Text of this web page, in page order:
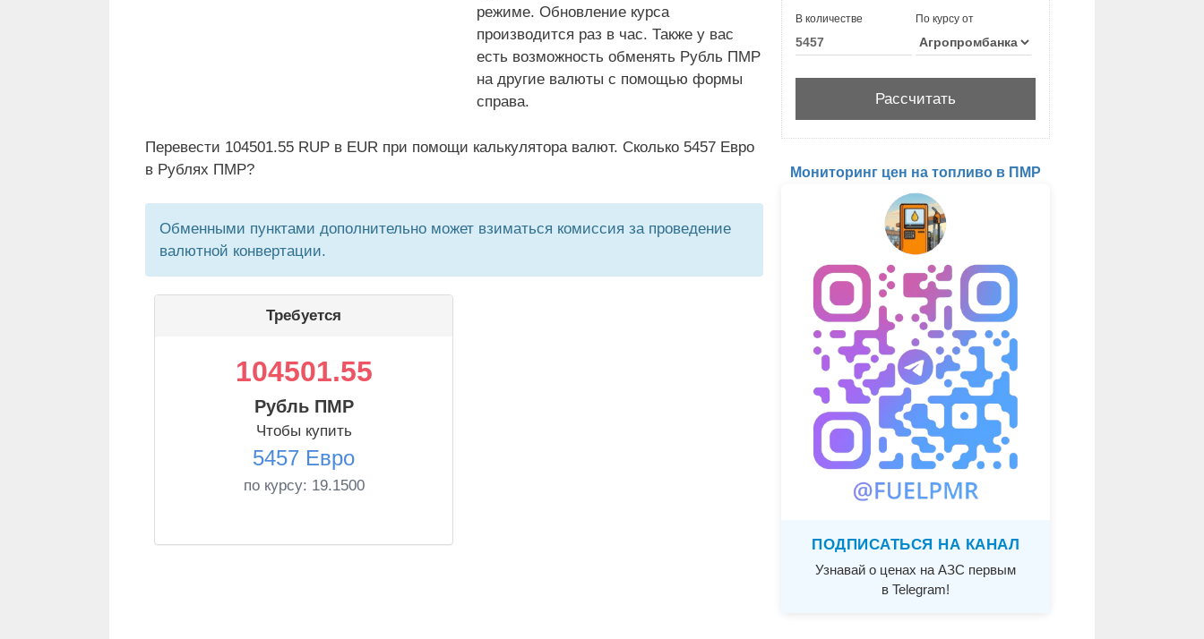
режиме. Обновление курса
производится раз в час. Также у вас
есть возможность обменять Рубль ПМР
на другие валюты с помощью формы
справа.
Перевести 104501.55 RUP в EUR при помощи калькулятора валют. Сколько 5457 Евро
в Рублях ПМР?
Обменными пунктами дополнительно может взиматься комиссия за проведение
валютной конвертации.
Требуется
104501.55
Рубль ПМР
Чтобы купить
5457 Евро
по курсу: 19.1500
В количестве По курсу от
Мониторинг цен на топливо в ПМР
ПОДПИСАТЬСЯ НА КАНАЛ
Узнавай о ценах на АЗС первым
в Telegram!